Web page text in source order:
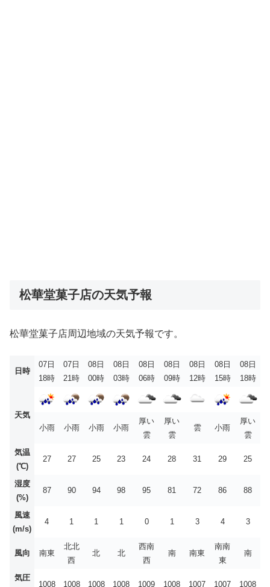
松華堂菓子店の天気予報
松華堂菓子店周辺地域の天気予報です。
日時
07日
18時
07日
21時
08日
00時
08日
03時
08日
06時
08日
09時
08日
12時
08日
15時
08日
18時
天気
小雨
小雨 小雨 小雨
厚い
雲
厚い
雲
雲 小雨
厚い
雲
気温
(℃)
27 27 25 23 24 28 31 29 25
湿度
(%)
87 90 94 98 95 81 72 86 88
風速
(m/s)
4 1 1 1 0 1 3 4 3
風向 南東
北北
西
北 北
西南
西
南 南東
南南
東
南
気圧
1008 1008 1008 1008 1009 1008 1007 1007 1008